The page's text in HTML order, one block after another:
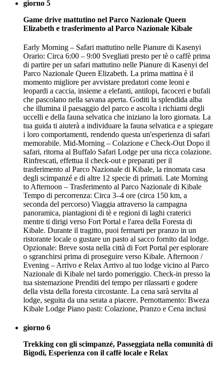
giorno 5
Game drive mattutino nel Parco Nazionale Queen
Elizabeth e trasferimento al Parco Nazionale Kibale
Early Morning – Safari mattutino nelle Pianure di Kasenyi
Orario: Circa 6:00 – 9:00 Svegliati presto per tè o caffè prima
di partire per un safari mattutino nelle Pianure di Kasenyi del
Parco Nazionale Queen Elizabeth. La prima mattina è il
momento migliore per avvistare predatori come leoni e
leopardi a caccia, insieme a elefanti, antilopi, facoceri e bufali
che pascolano nella savana aperta. Goditi la splendida alba
che illumina il paesaggio del parco e ascolta i richiami degli
uccelli e della fauna selvatica che iniziano la loro giornata. La
tua guida ti aiuterà a individuare la fauna selvatica e a spiegare
i loro comportamenti, rendendo questa un'esperienza di safari
memorabile. Mid-Morning – Colazione e Check-Out Dopo il
safari, ritorna al Buffalo Safari Lodge per una ricca colazione.
Rinfrescati, effettua il check-out e preparati per il
trasferimento al Parco Nazionale di Kibale, la rinomata casa
degli scimpanzé e di altre 12 specie di primati. Late Morning
to Afternoon – Trasferimento al Parco Nazionale di Kibale
Tempo di percorrenza: Circa 3–4 ore (circa 150 km, a
seconda del percorso) Viaggia attraverso la campagna
panoramica, piantagioni di tè e regioni di laghi craterici
mentre ti dirigi verso Fort Portal e l'area della Foresta di
Kibale. Durante il tragitto, puoi fermarti per pranzo in un
ristorante locale o gustare un pasto al sacco fornito dal lodge.
Opzionale: Breve sosta nella città di Fort Portal per esplorare
o sgranchirsi prima di proseguire verso Kibale. Afternoon /
Evening – Arrivo e Relax Arrivo al tuo lodge vicino al Parco
Nazionale di Kibale nel tardo pomeriggio. Check-in presso la
tua sistemazione Prenditi del tempo per rilassarti e godere
della vista della foresta circostante. La cena sarà servita al
lodge, seguita da una serata a piacere. Pernottamento: Bweza
Kibale Lodge Piano pasti: Colazione, Pranzo e Cena inclusi
giorno 6
Trekking con gli scimpanzé, Passeggiata nella comunità di
Bigodi, Esperienza con il caffè locale e Relax